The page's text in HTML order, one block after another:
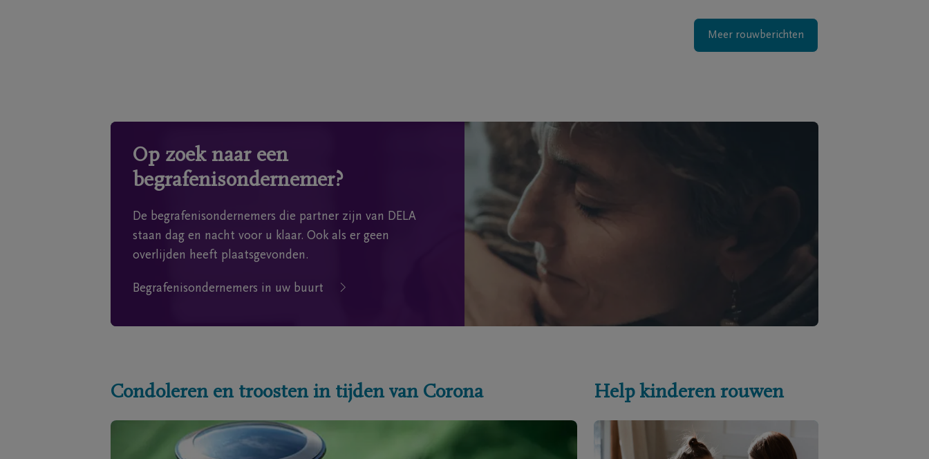
Meer rouwberichten
Op zoek naar een
begrafenisondernemer?
De begrafenisondernemers die partner zijn van DELA
staan dag en nacht voor u klaar. Ook als er geen
overlijden heeft plaatsgevonden.
Begrafenisondernemers in uw buurt
Condoleren en troosten in tijden van Corona Help kinderen rouwen